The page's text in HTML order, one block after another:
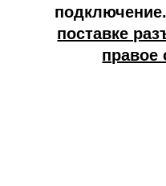
подключение.
поставке
правое